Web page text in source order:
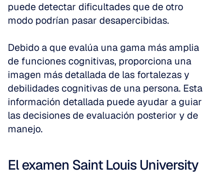
puede detectar dificultades que de otro
modo podrían pasar desapercibidas.
Debido a que evalúa una gama más amplia
de funciones cognitivas, proporciona una
imagen más detallada de las fortalezas y
debilidades cognitivas de una persona. Esta
información detallada puede ayudar a guiar
las decisiones de evaluación posterior y de
manejo.
El examen Saint Louis University